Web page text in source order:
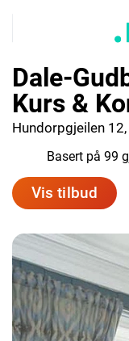
Dale-
Kurs &
Hundorpgjeilen
Basert på 99
Vis tilbud